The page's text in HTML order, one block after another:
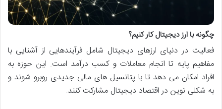
چگونه با ارز دیجیتال کار کنیم؟
فعالیت در دنیای ارزهای دیجیتال شامل فرآیندهایی از آشنایی با
مفاهیم پایه تا انجام معاملات و کسب درآمد است. این حوزه به
افراد امکان می دهد تا با پتانسیل های مالی جدیدی روبرو شوند و
به شکلی نوین در اقتصاد دیجیتال مشارکت کنند.